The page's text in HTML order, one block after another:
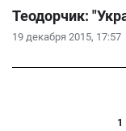
19 декабря 2015, 17:57
Теодорчик:
1